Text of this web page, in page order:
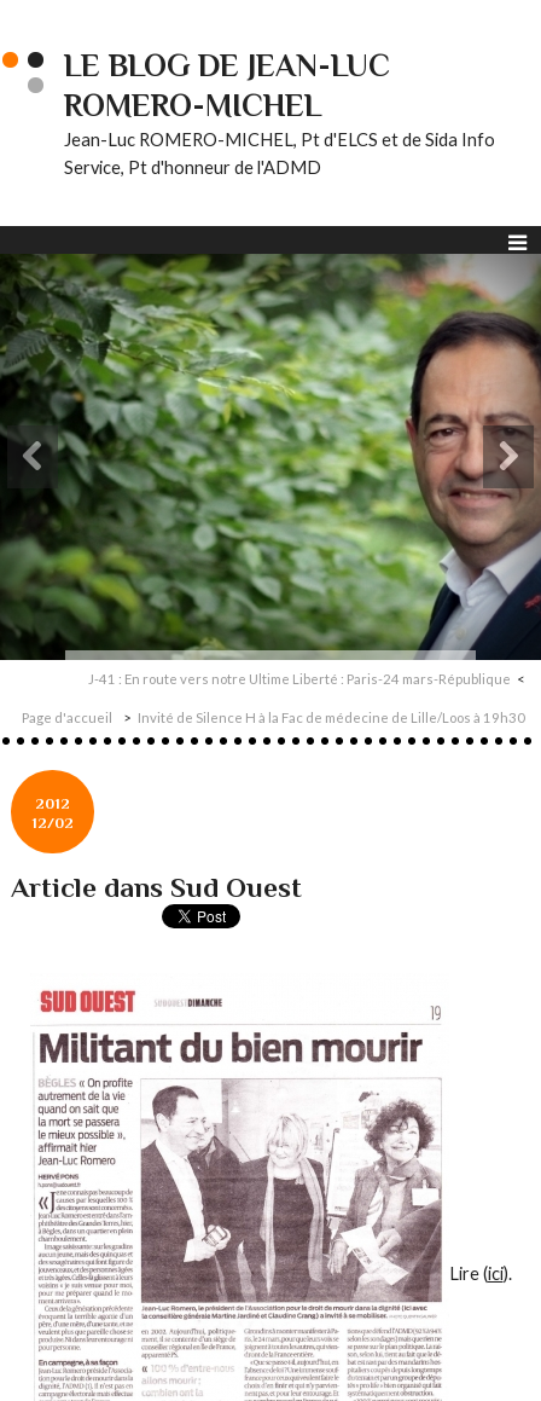
LE BLOG DE JEAN-LUC
ROMERO-MICHEL
Jean-Luc ROMERO-MICHEL, Pt d'ELCS et de Sida Info
Service, Pt d'honneur de l'ADMD
J-41 : En route vers notre Ultime Liberté : Paris-24 mars-République
Page d'accueil Invité de Silence H à la Fac de médecine de Lille/Loos à 19h30
2012
12/02
Article dans Sud Ouest
Lire (ici).